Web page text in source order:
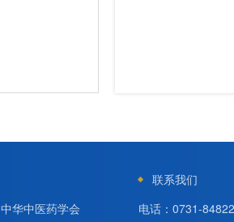
中华中医药学会
联系我们
电话：0731-